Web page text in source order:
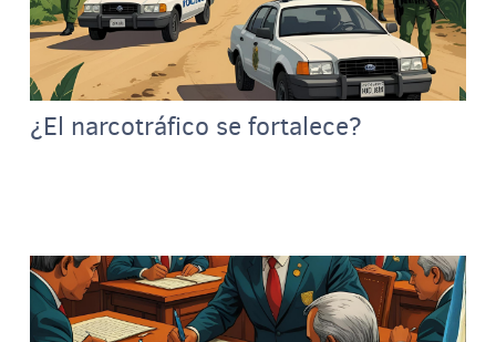
¿El narcotráfico se fortalece?